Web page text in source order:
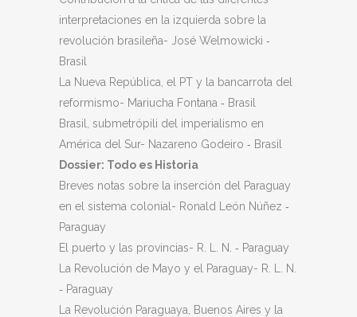
interpretaciones en la izquierda sobre la
revolución brasileña- José Welmowicki ‐
Brasil
La Nueva República, el PT y la bancarrota del
reformismo- Mariucha Fontana ‐ Brasil
Brasil, submetrópili del imperialismo en
América del Sur- Nazareno Godeiro ‐ Brasil
Dossier: Todo es Historia
Breves notas sobre la inserción del Paraguay
en el sistema colonial- Ronald León Núñez ‐
Paraguay
El puerto y las provincias- R. L. N. ‐ Paraguay
La Revolución de Mayo y el Paraguay- R. L. N.
‐ Paraguay
La Revolución Paraguaya, Buenos Aires y la